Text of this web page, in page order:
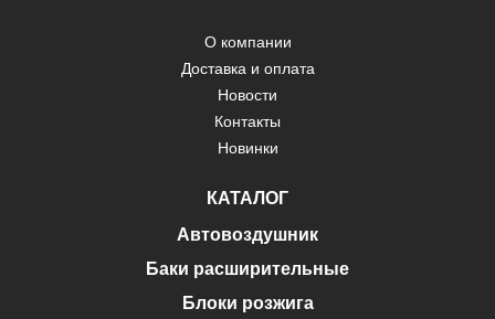
О компании
Доставка и оплата
Новости
Контакты
Новинки
КАТАЛОГ
Автовоздушник
Баки расширительные
Блоки розжига